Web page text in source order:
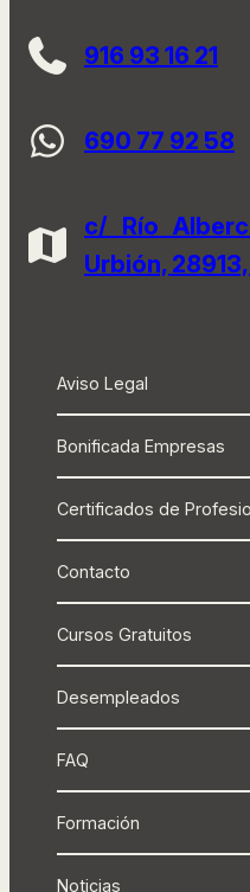
916 93 16 21
690 77 92 58
c/ Río
Urbión,
Aviso Legal
Bonificada Empresas
Certificados de
Contacto
Cursos Gratuitos
Desempleados
FAQ
Formación
Noticias